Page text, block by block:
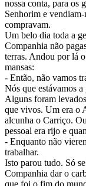
nossa conta, para os
Senhorim e
compravam.
Um belo dia toda a
Companhia não
terras. Andou por lá
mansas:
- Então, não vamos
Nós que estávamos
Alguns foram
que vivos. Um era o
alcunha o Carriço.
pessoal era rijo e
- Enquanto não
trabalhar.
Isto parou tudo. Só
Companhia dar o
que foi o fim do